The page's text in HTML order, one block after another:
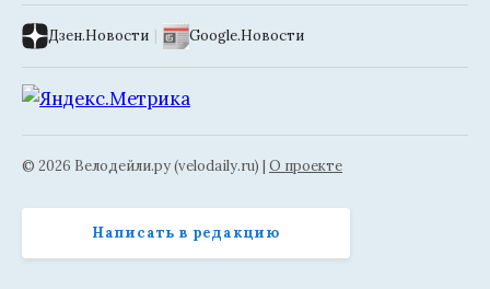
Дзен.Новости | Google.Новости
© 2026 Велодейли.ру (velodaily.ru) | О проекте
Написать в редакцию